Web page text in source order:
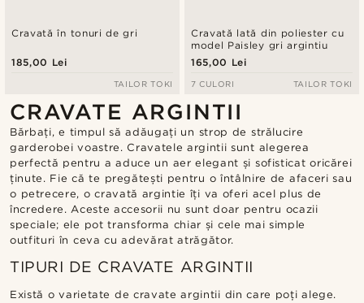
Cravată în tonuri de gri
185,00 Lei
TAILOR TOKI
Cravată lată din poliester cu
model Paisley gri argintiu
165,00 Lei
7 CULORI TAILOR TOKI
CRAVATE ARGINTII
Bărbați, e timpul să adăugați un strop de strălucire
garderobei voastre. Cravatele argintii sunt alegerea
perfectă pentru a aduce un aer elegant și sofisticat oricărei
ținute. Fie că te pregătești pentru o întâlnire de afaceri sau
o petrecere, o cravată argintie îți va oferi acel plus de
încredere. Aceste accesorii nu sunt doar pentru ocazii
speciale; ele pot transforma chiar și cele mai simple
outfituri în ceva cu adevărat atrăgător.
TIPURI DE CRAVATE ARGINTII
Există o varietate de cravate argintii din care poți alege.